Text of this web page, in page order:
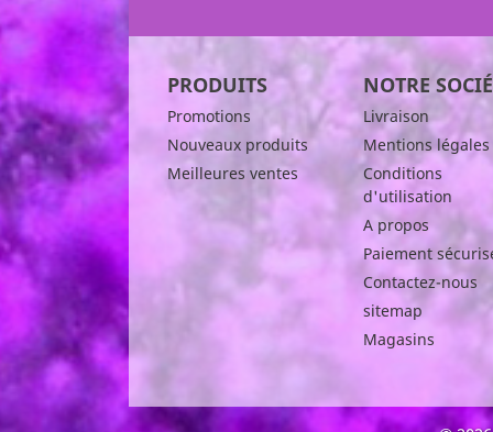
PRODUITS
Promotions
Nouveaux produits
Meilleures ventes
NOTRE
Livraison
Mentions légales
Conditions
d'utilisation
A propos
Paiement
Contactez-nous
sitemap
Magasins